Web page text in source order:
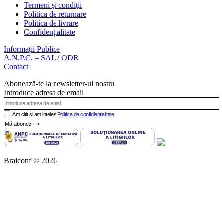
Termeni şi condiţii
Politica de returnare
Politica de livrare
Confidențialitate
Informații Publice
A.N.P.C. – SAL /ODR
Contact
Abonează-te la newsletter-ul nostru
Introduce adresa de email
Am citit si am inteles Politica de confidientialitate
Mă abonez⟶
Braiconf © 2026